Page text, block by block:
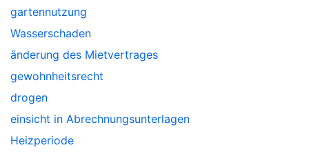
gartennutzung
Wasserschaden
änderung des Mietvertrages
gewohnheitsrecht
drogen
einsicht in Abrechnungsunterlagen
Heizperiode